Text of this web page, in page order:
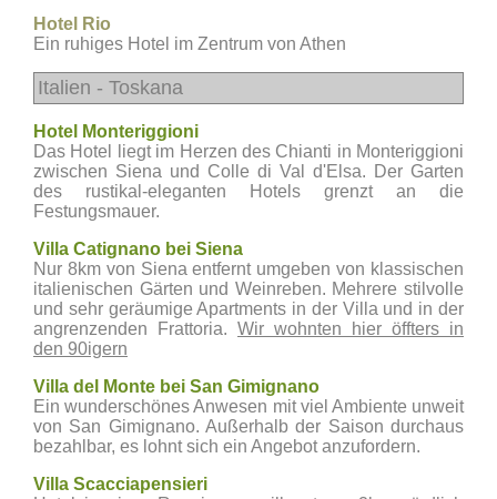
Hotel Rio
Ein ruhiges Hotel im Zentrum von Athen
Italien - Toskana
Hotel Monteriggioni
Das Hotel liegt im Herzen des Chianti in Monteriggioni
zwischen Siena und Colle di Val d'Elsa. Der Garten
des rustikal-eleganten Hotels grenzt an die
Festungsmauer.
Villa Catignano bei Siena
Nur 8km von Siena entfernt umgeben von klassischen
italienischen Gärten und Weinreben. Mehrere stilvolle
und sehr geräumige Apartments in der Villa und in der
angrenzenden Frattoria. Wir wohnten hier öffters in
den 90igern
Villa del Monte bei San Gimignano
Ein wunderschönes Anwesen mit viel Ambiente unweit
von San Gimignano. Außerhalb der Saison durchaus
bezahlbar, es lohnt sich ein Angebot anzufordern.
Villa Scacciapensieri